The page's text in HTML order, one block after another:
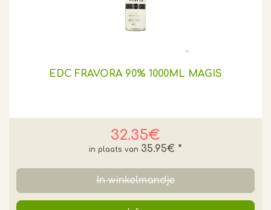
EDC FRAVORA 90% 1000ML MAGIS
32.35€
35.95€ *
In winkelmandje